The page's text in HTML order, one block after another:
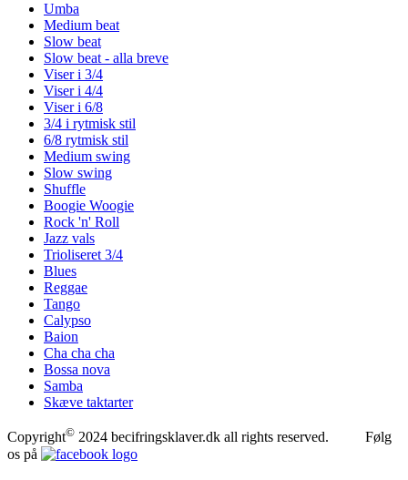
Umba
Medium beat
Slow beat
Slow beat - alla breve
Viser i 3/4
Viser i 4/4
Viser i 6/8
3/4 i rytmisk stil
6/8 rytmisk stil
Medium swing
Slow swing
Shuffle
Boogie Woogie
Rock 'n' Roll
Jazz vals
Trioliseret 3/4
Blues
Reggae
Tango
Calypso
Baion
Cha cha cha
Bossa nova
Samba
Skæve taktarter
Copyright© 2024 becifringsklaver.dk all rights reserved. Følg
os på